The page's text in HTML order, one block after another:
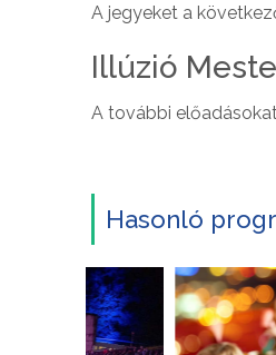
A jegyeket a
Illúzió
A további
Hasonló